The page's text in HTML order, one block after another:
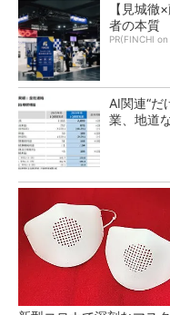
【見城徹
者の本質
PR(FINCHI on
AI関連“だ
業、地道